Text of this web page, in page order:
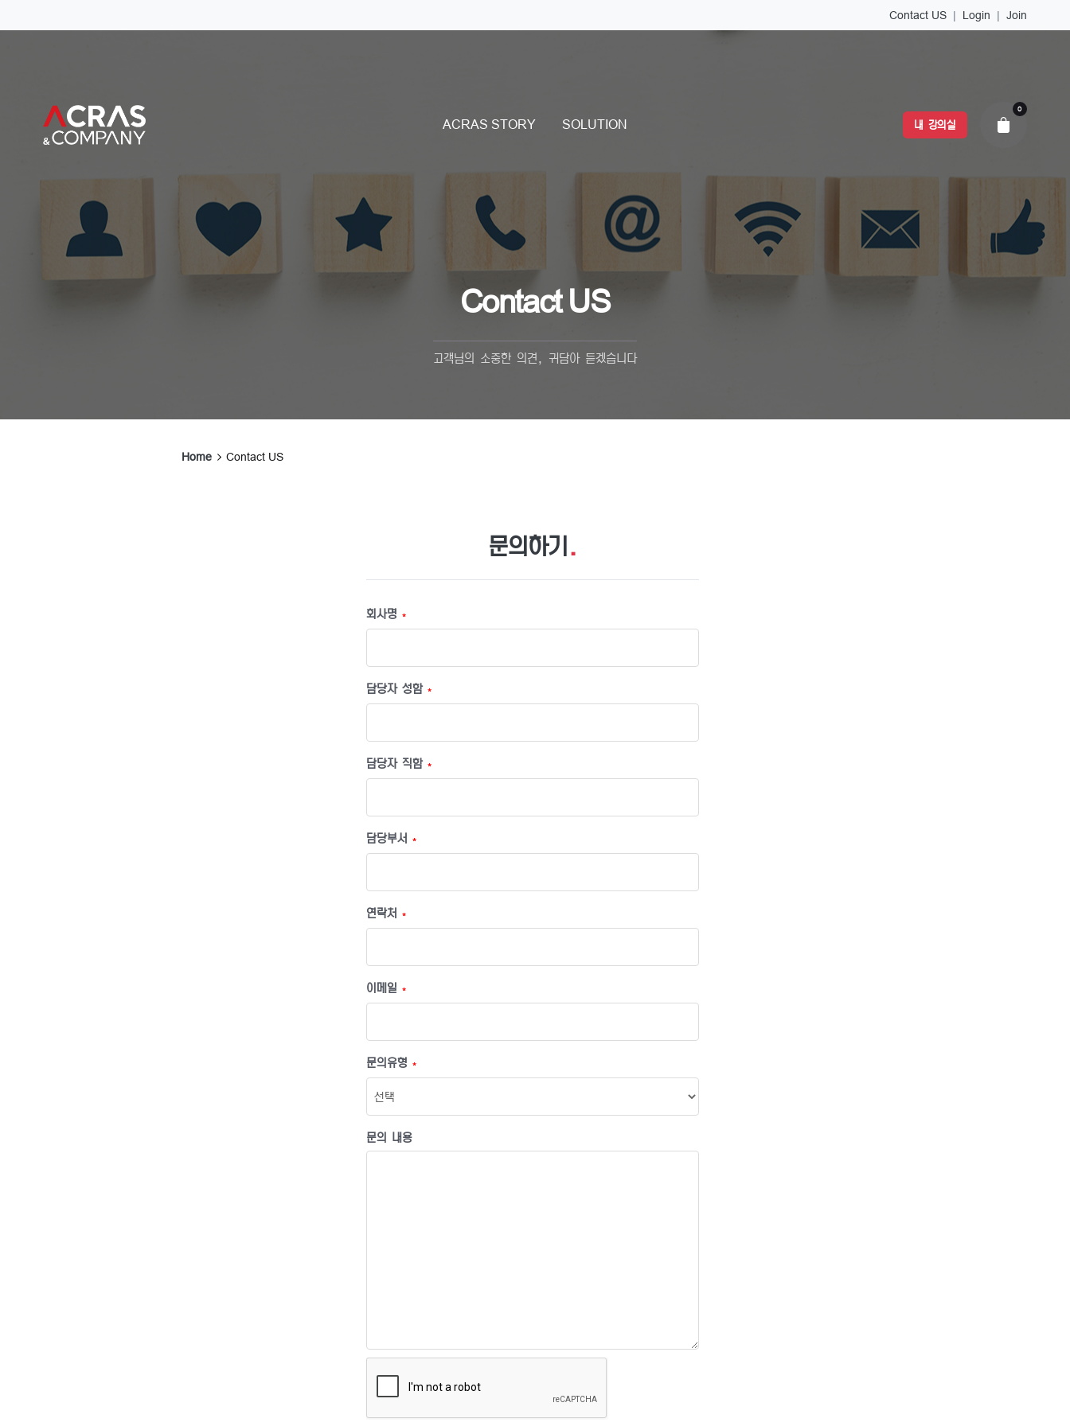
Join
|
Login
|
Contact US
ACRAS STORY SOLUTION 내 강의실
0
Contact US
고객님의 소중한 의견, 귀담아 듣겠습니다
Home Contact US
문의하기 .
회사명 *
담당자 성함 *
담당자 직함 *
담당부서 *
연락처 *
이메일 *
문의유형 *
문의 내용